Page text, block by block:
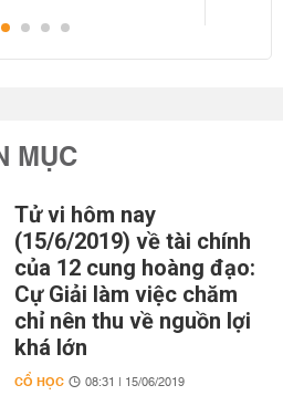
MỤC
Tử vi hôm nay
(15/6/2019) về tài chính
của 12 cung hoàng đạo:
Cự Giải làm việc chăm
chỉ nên thu về nguồn lợi
khá lớn
CỔ HỌC 08:31 | 15/06/2019